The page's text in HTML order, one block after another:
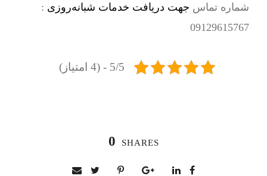
شماره تماس جهت دریافت خدمات شبانه‌روزی :
09129615767
5/5 - (4 امتیاز)
0 SHARES